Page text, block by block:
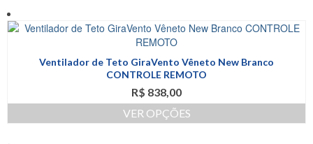
do
produto
tem
várias
As
opções
podem
ser
escolhidas
Ventilador de Teto GiraVento Vêneto New Branco
CONTROLE REMOTO
R$ 838,00
VER OPÇÕES